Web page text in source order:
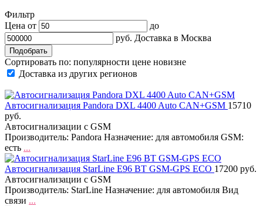
Фильтр
Цена от
до
руб. Доставка в Москва
Сортировать по: популярности цене новизне
Доставка из других регионов
Автосигнализация Pandora DXL 4400 Auto CAN+GSM 15710
руб.
Автосигнализации с GSM
Производитель: Pandora Назначение: для автомобиля GSM:
есть ...
Автосигнализация StarLine E96 BT GSM-GPS ECO 17200 руб.
Автосигнализации с GSM
Производитель: StarLine Назначение: для автомобиля Вид
связи ...